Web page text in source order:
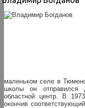
маленьком селе в
школы он отправился
областной центр. В
окончив